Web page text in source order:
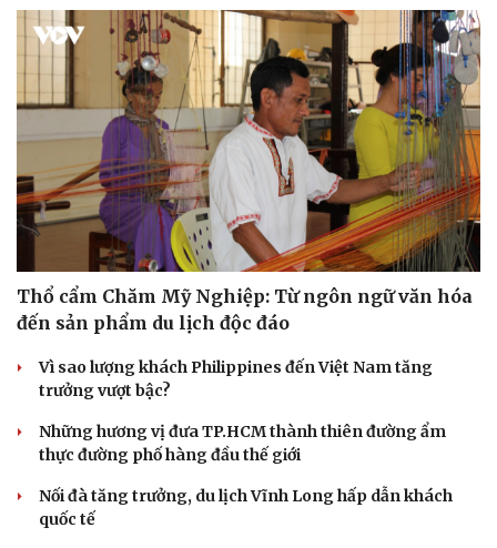
Thổ cẩm Chăm Mỹ Nghiệp: Từ ngôn ngữ văn hóa
đến sản phẩm du lịch độc đáo
Vì sao lượng khách Philippines đến Việt Nam tăng
trưởng vượt bậc?
Những hương vị đưa TP.HCM thành thiên đường ẩm
thực đường phố hàng đầu thế giới
Nối đà tăng trưởng, du lịch Vĩnh Long hấp dẫn khách
quốc tế